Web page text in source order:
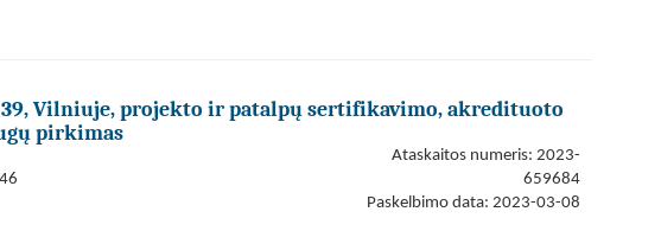
Vilniuje, projekto ir patalpų sertifikavimo, akredituoto
pirkimas
Ataskaitos numeris: 2023-
659684
Paskelbimo data: 2023-03-08